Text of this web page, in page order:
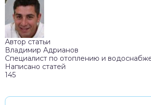
Автор статьи
Владимир Адрианов
Специалист по отоплению и
Написано статей
145